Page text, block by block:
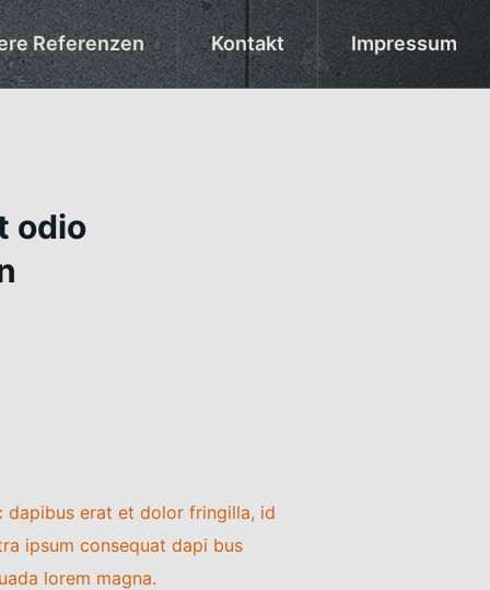
Referenzen Kontakt Impressum
odio
dapibus erat et dolor fringilla, id
ipsum consequat dapi bus
lorem magna.